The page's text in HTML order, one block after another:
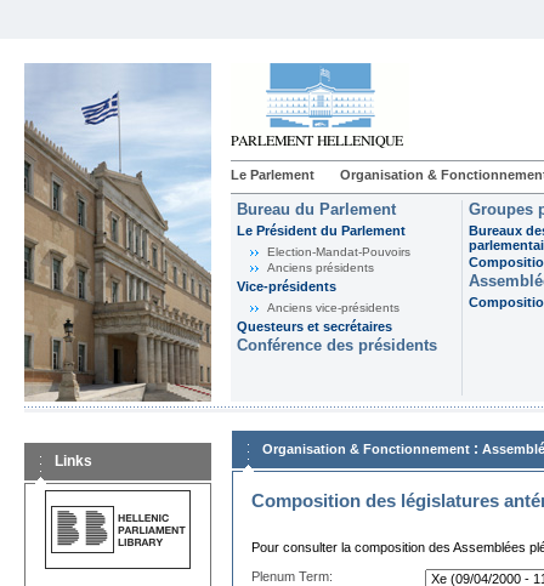
Le Parlement Organisation &
Bureau du Parlement
Le Président du Parlement
Election-Mandat-Pouvoirs
Anciens présidents
Vice-présidents
Anciens vice-présidents
Questeurs et secrétaires
Conférence des présidents
Groupes
Bureaux
Links
Organisation & Fonctionnement :
Composition des législatures
Pour consulter la composition des Assemblées
Plenum Term: